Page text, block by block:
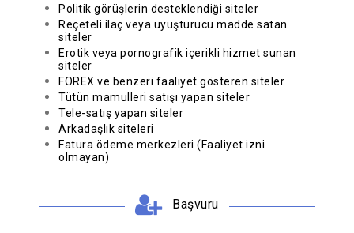
Politik görüşlerin desteklendiği siteler
Reçeteli ilaç veya uyuşturucu madde satan
siteler
Erotik veya pornografik içerikli hizmet sunan
siteler
FOREX ve benzeri faaliyet gösteren siteler
Tütün mamulleri satışı yapan siteler
Tele-satış yapan siteler
Arkadaşlık siteleri
Fatura ödeme merkezleri (Faaliyet izni
olmayan)
Başvuru